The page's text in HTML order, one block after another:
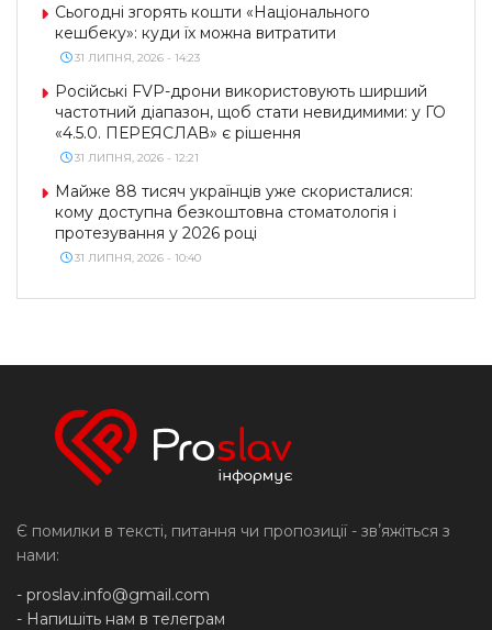
Сьогодні згорять кошти «Національного
кешбеку»: куди їх можна витратити
31 ЛИПНЯ, 2026 - 14:23
Російські FVP-дрони використовують ширший
частотний діапазон, щоб стати невидимими: у ГО
«4.5.0. ПЕРЕЯСЛАВ» є рішення
31 ЛИПНЯ, 2026 - 12:21
Майже 88 тисяч українців уже скористалися:
кому доступна безкоштовна стоматологія і
протезування у 2026 році
31 ЛИПНЯ, 2026 - 10:40
Є помилки в тексті, питання чи пропозиції - звʼяжіться з
нами:
- proslav.info@gmail.com
- Напишіть нам в телеграм